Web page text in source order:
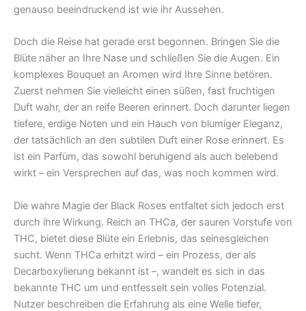
genauso beeindruckend ist wie ihr Aussehen.
Doch die Reise hat gerade erst begonnen. Bringen Sie die
Blüte näher an Ihre Nase und schließen Sie die Augen. Ein
komplexes Bouquet an Aromen wird Ihre Sinne betören.
Zuerst nehmen Sie vielleicht einen süßen, fast fruchtigen
Duft wahr, der an reife Beeren erinnert. Doch darunter liegen
tiefere, erdige Noten und ein Hauch von blumiger Eleganz,
der tatsächlich an den subtilen Duft einer Rose erinnert. Es
ist ein Parfüm, das sowohl beruhigend als auch belebend
wirkt – ein Versprechen auf das, was noch kommen wird.
Die wahre Magie der Black Roses entfaltet sich jedoch erst
durch ihre Wirkung. Reich an THCa, der sauren Vorstufe von
THC, bietet diese Blüte ein Erlebnis, das seinesgleichen
sucht. Wenn THCa erhitzt wird – ein Prozess, der als
Decarboxylierung bekannt ist –, wandelt es sich in das
bekannte THC um und entfesselt sein volles Potenzial.
Nutzer beschreiben die Erfahrung als eine Welle tiefer,